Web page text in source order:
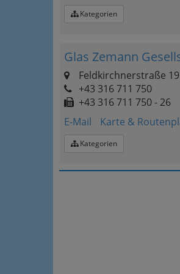
Kategorien
Glas Zemann
Feldkirchnerstraße
+43 316 711 750
+43 316 711 750 - 26
E-Mail
Karte &
Kategorien